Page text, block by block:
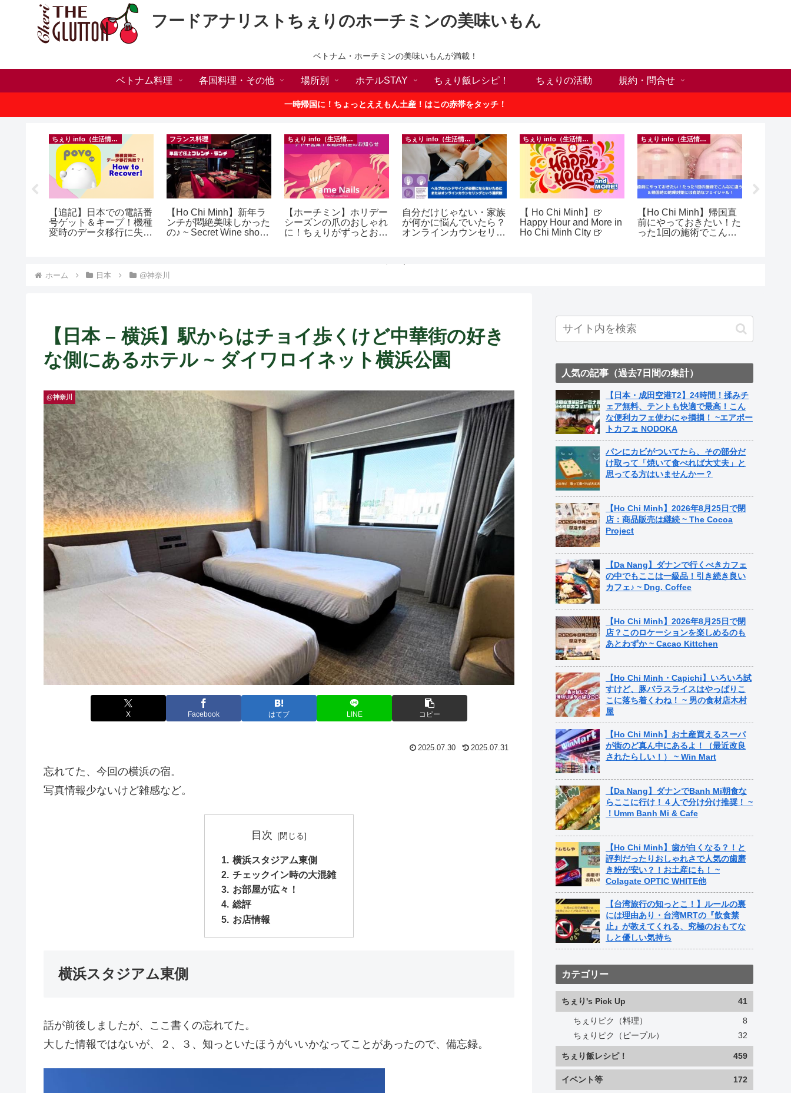
フードアナリストちぇりのホーチミンの美味いもん
ベトナム・ホーチミンの美味いもんが満載！
ベトナム料理 各国料理・その他 場所別 ホテルSTAY ちぇり飯レシピ！ ちぇりの活動 規約・問合せ
一時帰国に！ちょっとええもん土産！はこの赤帯をタッチ！
ちぇり info（生活情報）
【追記】日本での電話番
号ゲット＆キープ！機種
変時のデータ移行に失敗
フランス料理
【Ho Chi Minh】新年ラ
ンチが悶絶美味しかった
の♪ ~ Secret Wine shop
ちぇり info（生活情報）
【ホーチミン】ホリデー
シーズンの爪のおしゃれ
に！ちぇりがずっとお世
ちぇり info（生活情報）
自分だけじゃない・家族
が何かに悩んでいたら？
オンラインカウンセリン
ちぇり info（生活情報）
【 Ho Chi Minh】🍺
Happy Hour and More in
Ho Chi Minh CIty 🍺
ちぇり info（生活情報）
【Ho Chi Minh】帰国直
前にやっておきたい！た
った1回の施術でこんな
ホーム 日本 @神奈川
【日本 – 横浜】駅からはチョイ歩くけど中華街の好き
な側にあるホテル ~ ダイワロイネット横浜公園
@神奈川
X Facebook はてブ LINE コピー
2025.07.30 2025.07.31
忘れてた、今回の横浜の宿。
写真情報少ないけど雑感など。
目次
横浜スタジアム東側
チェックイン時の大混雑
お部屋が広々！
総評
お店情報
横浜スタジアム東側
話が前後しましたが、ここ書くの忘れてた。
大した情報ではないが、２、３、知っといたほうがいいかなってことがあったので、備忘録。
人気の記事（過去7日間の集計）
【日本・成田空港T2】24時間！揉みチ
ェア無料、テントも快適で最高！こん
な便利カフェ使わにゃ損損！ ~エアポー
トカフェ NODOKA
パンにカビがついてたら、その部分だ
け取って「焼いて食べれば大丈夫」と
思ってる方はいませんかー？
【Ho Chi Minh】2026年8月25日で閉
店：商品販売は継続 ~ The Cocoa
Project
【Da Nang】ダナンで行くべきカフェ
の中でもここは一級品！引き続き良い
カフェ♪ ~ Dng. Coffee
【Ho Chi Minh】2026年8月25日で閉
店？このロケーションを楽しめるのも
あとわずか ~ Cacao Kittchen
【Ho Chi Minh・Capichi】いろいろ試
すけど、豚バラスライスはやっぱりこ
こに落ち着くわね！ ~ 男の食材店木村
屋
【Ho Chi Minh】お土産買えるスーパ
が街のど真ん中にあるよ！（最近改良
されたらしい！） ~ Win Mart
【Da Nang】ダナンでBanh Mi朝食な
らここに行け！４人で分け分け推奨！ ~
！Umm Banh Mi & Cafe
【Ho Chi Minh】歯が白くなる？！と
評判だったりおしゃれさで人気の歯磨
き粉が安い？！お土産にも！ ~
Colagate OPTIC WHITE他
【台湾旅行の知っとこ！】ルールの裏
には理由あり・台湾MRTの『飲食禁
止』が教えてくれる、究極のおもてな
しと優しい気持ち
カテゴリー
ちぇり's Pick Up 41
ちぇりピク（料理）
8
ちぇりピク（ピープル）
32
ちぇり飯レシピ！ 459
イベント等 172